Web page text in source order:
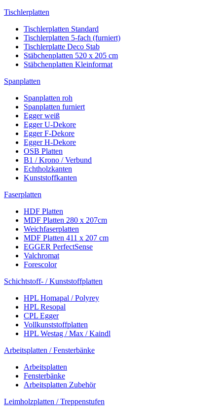
Tischlerplatten
Tischlerplatten Standard
Tischlerplatten 5-fach (furniert)
Tischlerplatte Deco Stab
Stäbchenplatten 520 x 205 cm
Stäbchenplatten Kleinformat
Spanplatten
Spanplatten roh
Spanplatten furniert
Egger weiß
Egger U-Dekore
Egger F-Dekore
Egger H-Dekore
OSB Platten
B1 / Krono / Verbund
Echtholzkanten
Kunststoffkanten
Faserplatten
HDF Platten
MDF Platten 280 x 207cm
Weichfaserplatten
MDF Platten 411 x 207 cm
EGGER PerfectSense
Valchromat
Forescolor
Schichtstoff- / Kunststoffplatten
HPL Homapal / Polyrey
HPL Resopal
CPL Egger
Vollkunststoffplatten
HPL Westag / Max / Kaindl
Arbeitsplatten / Fensterbänke
Arbeitsplatten
Fensterbänke
Arbeitsplatten Zubehör
Leimholzplatten / Treppenstufen